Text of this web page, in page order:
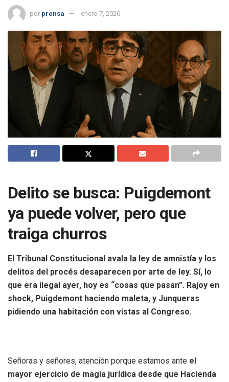
por prensa enero 7, 2026
Delito se busca: Puigdemont
ya puede volver, pero que
traiga churros
El Tribunal Constitucional avala la ley de amnistía y los
delitos del procés desaparecen por arte de ley. Sí, lo
que era ilegal ayer, hoy es “cosas que pasan”. Rajoy en
shock, Puigdemont haciendo maleta, y Junqueras
pidiendo una habitación con vistas al Congreso.
Señoras y señores, atención porque estamos ante el
mayor ejercicio de magia jurídica desde que Hacienda